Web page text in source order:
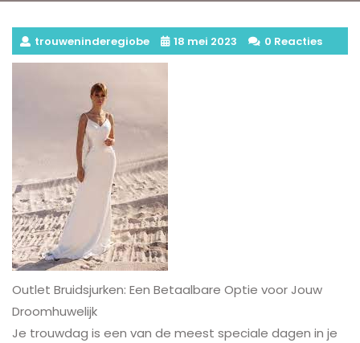
trouweninderegiobe 18 mei 2023 0 Reacties
Outlet Bruidsjurken: Een Betaalbare Optie voor Jouw
Droomhuwelijk
Je trouwdag is een van de meest speciale dagen in je